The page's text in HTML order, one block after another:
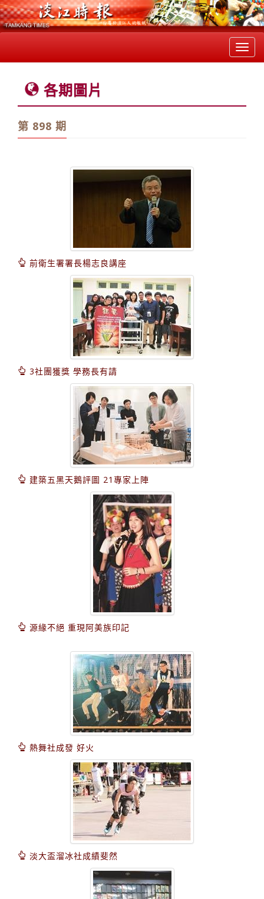
各期圖片
第 898 期
前衛生署署長楊志良講座
3社團獲獎 學務長有請
建築五黑天鵝評圖 21專家上陣
源緣不絕 重現阿美族印記
熱舞社成發 好火
淡大盃溜冰社成績斐然